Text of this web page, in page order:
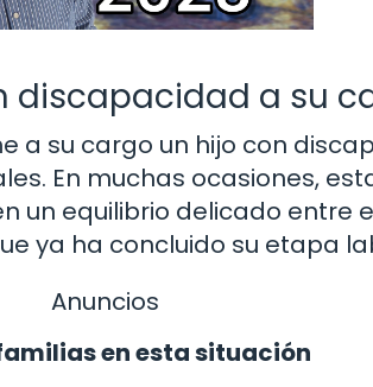
discapacidad a su
a su cargo un hijo con
En muchas ocasiones,
un equilibrio delicado entre
ya ha concluido su etapa
Anuncios
en esta situación